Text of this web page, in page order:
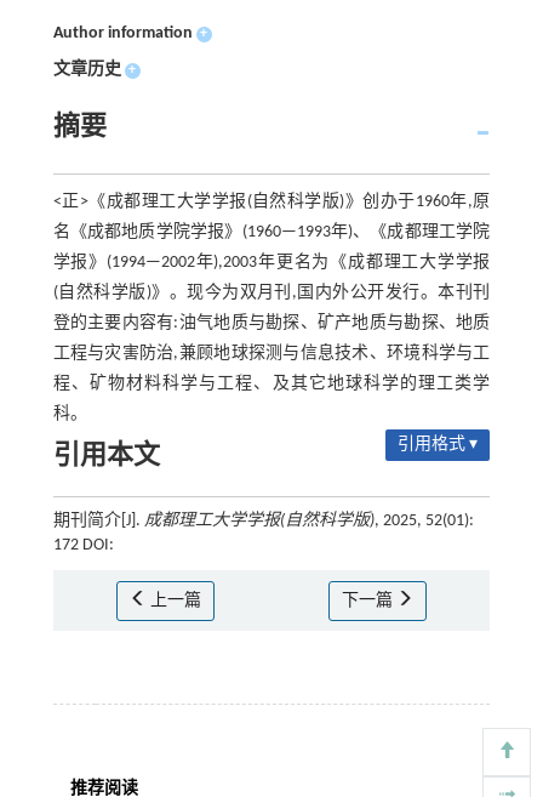
Author information +
文章历史 +
摘要
<正>《成都理工大学学报(自然科学版)》创办于1960年,原
名《成都地质学院学报》(1960—1993年)、《成都理工学院
学报》(1994—2002年),2003年更名为《成都理工大学学报
(自然科学版)》。现今为双月刊,国内外公开发行。本刊刊
登的主要内容有:油气地质与勘探、矿产地质与勘探、地质
工程与灾害防治,兼顾地球探测与信息技术、环境科学与工
程、矿物材料科学与工程、及其它地球科学的理工类学
科。
引用本文 引用格式 ▾
期刊简介[J]. 成都理工大学学报(自然科学版), 2025, 52(01):
172 DOI:
上一篇 下一篇